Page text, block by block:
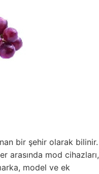
bir şehir olarak bilinir.
arasında mod cihazları,
model ve ek